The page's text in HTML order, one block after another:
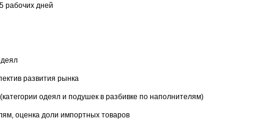
рабочих дней
развития рынка
одеял и подушек в разбивке по наполнителям)
оценка доли импортных товаров